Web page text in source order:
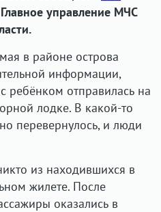
управление МЧС
в районе острова
информации,
ребёнком отправилась на
лодке. В какой-то
перевернулось, и люди
из находившихся в
жилете. После
оказались в